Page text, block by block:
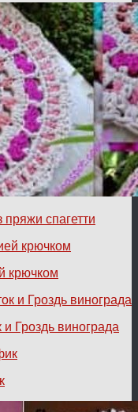
спагетти
крючком
Гроздь винограда